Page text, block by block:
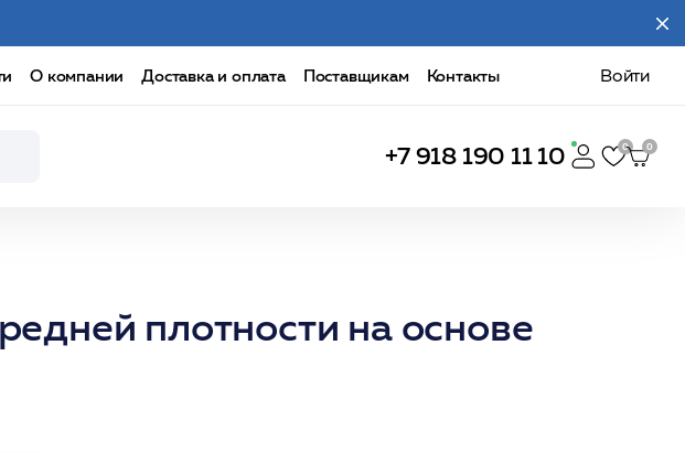
О компании Доставка и оплата Поставщикам Контакты Войти
+7 918 190 11 10
плотности на основе